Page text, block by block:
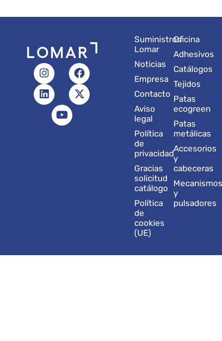
I
n
s
t
F
a
c
e
L
i
n
k
X
-
t
w
u
b
Suministros
Lomar
Noticias
Empresa
Contacto
Aviso
legal
Política
de
privacidad
Gracias
solicitud
catálogo
Política
de
cookies
(UE)
Oficina
Adhesivos
Catálogos
Tejidos
Patas
ecogreen
Patas
metálicas
Accesorios
y
cabeceras
y
pulsadores